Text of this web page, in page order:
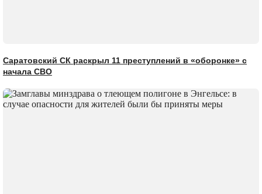
Саратовский СК раскрыл 11 преступлений в «оборонке» с
начала СВО